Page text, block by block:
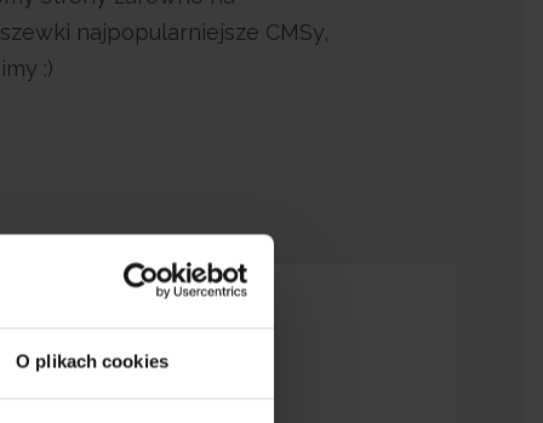
O plikach cookies
najpopularniejsze CMSy,
:)